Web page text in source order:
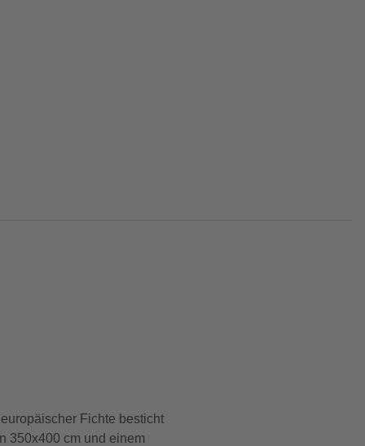
Fichte besticht
350x400 cm und einem